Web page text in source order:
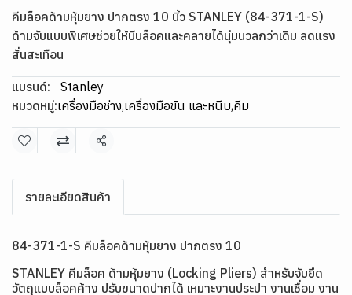
คีมล็อคด้ามหุ้มยาง ปากตรง 10 นิ้ว STANLEY (84-371-1-S)
ด้ามจับแบบพิเศษช่วยให้บีบล็อคและคลายได้นุ่มนวลกว่าเดิม ลดแรง
สั่นสะเทือน
แบรนด์:
Stanley
หมวดหมู่:เครื่องมือช่าง,เครื่องมือขัน และหนีบ,คีม
แชร์
รายละเอียดสินค้า
84-371-1-S คีมล็อคด้ามหุ้มยาง ปากตรง 10
STANLEY คีมล็อค ด้ามหุ้มยาง (Locking Pliers) สำหรับจับยึด
วัตถุแบบล็อคค้าง ปรับขนาดปากได้ เหมาะงานประปา งานเชื่อม งาน